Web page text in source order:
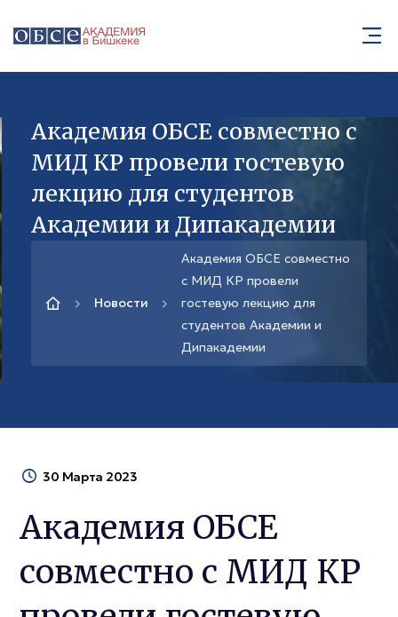
Академия ОБСЕ совместно с
МИД КР провели гостевую
лекцию для студентов
Академии и Дипакадемии
Новости
Академия ОБСЕ совместно
с МИД КР провели
гостевую лекцию для
студентов Академии и
Дипакадемии
30 Марта 2023
Академия ОБСЕ
совместно с МИД КР